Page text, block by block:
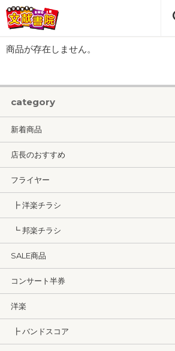
会員登録
ログイン
商品が存在しません。
category
新着商品
店長のおすすめ
フライヤー
┣ 洋楽チラシ
┗ 邦楽チラシ
SALE商品
コンサート半券
洋楽
┣ バンドスコア